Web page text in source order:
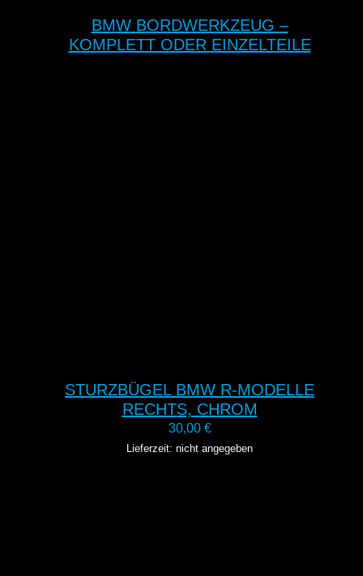
BMW BORDWERKZEUG –
KOMPLETT ODER EINZELTEILE
STURZBÜGEL BMW R-MODELLE
RECHTS, CHROM
30,00 €
Lieferzeit: nicht angegeben